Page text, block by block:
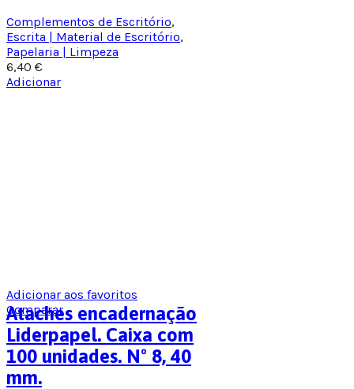
Complementos de Escritório,
Escrita | Material de Escritório,
Papelaria | Limpeza
6,40 €
Adicionar
Adicionar aos favoritos
Comparar
Ataches encadernação
Liderpapel. Caixa com
100 unidades. Nº 8, 40
mm.